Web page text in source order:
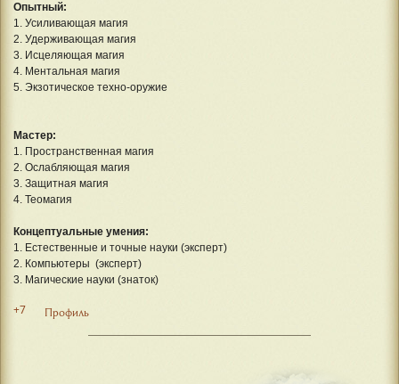
Опытный:
1. Усиливающая магия
2. Удерживающая магия
3. Исцеляющая магия
4. Ментальная магия
5. Экзотическое техно-оружие
Мастер:
1. Пространственная магия
2. Ослабляющая магия
3. Защитная магия
4. Теомагия
Концептуальные умения:
1. Естественные и точные науки (эксперт)
2. Компьютеры (эксперт)
3. Магические науки (знаток)
+7 Профиль